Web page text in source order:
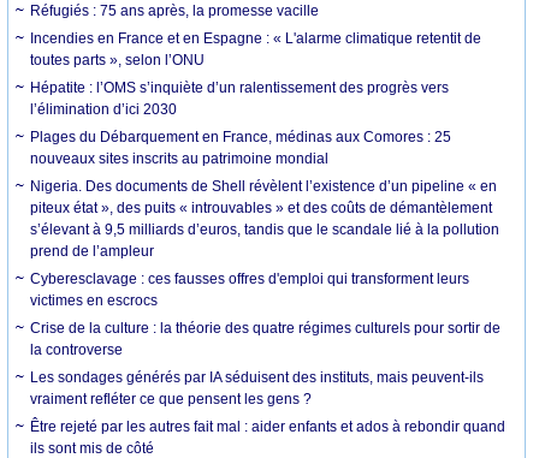
Réfugiés : 75 ans après, la promesse vacille
Incendies en France et en Espagne : « L'alarme climatique retentit de
toutes parts », selon l’ONU
Hépatite : l’OMS s’inquiète d’un ralentissement des progrès vers
l’élimination d’ici 2030
Plages du Débarquement en France, médinas aux Comores : 25
nouveaux sites inscrits au patrimoine mondial
Nigeria. Des documents de Shell révèlent l’existence d’un pipeline « en
piteux état », des puits « introuvables » et des coûts de démantèlement
s’élevant à 9,5 milliards d’euros, tandis que le scandale lié à la pollution
prend de l’ampleur
Cyberesclavage : ces fausses offres d'emploi qui transforment leurs
victimes en escrocs
Crise de la culture : la théorie des quatre régimes culturels pour sortir de
la controverse
Les sondages générés par IA séduisent des instituts, mais peuvent-ils
vraiment refléter ce que pensent les gens ?
Être rejeté par les autres fait mal : aider enfants et ados à rebondir quand
ils sont mis de côté